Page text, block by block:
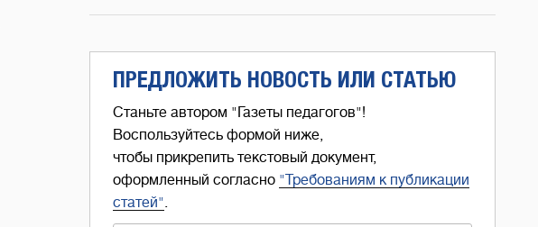
ПРЕДЛОЖИТЬ НОВОСТЬ ИЛИ СТАТЬЮ
Станьте автором "Газеты педагогов"!
Воспользуйтесь формой ниже,
чтобы прикрепить текстовый документ,
оформленный согласно "Требованиям к публикации
статей".